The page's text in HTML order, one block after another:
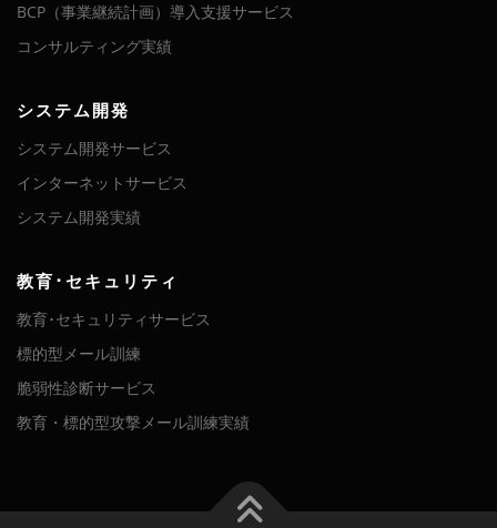
BCP（事業継続計画）導入支援サービス
コンサルティング実績
システム開発
システム開発サービス
インターネットサービス
システム開発実績
教育･セキュリティ
教育･セキュリティサービス
標的型メール訓練
脆弱性診断サービス
教育・標的型攻撃メール訓練実績